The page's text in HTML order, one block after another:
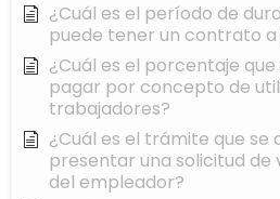
¿Cuál es el período de
puede tener un contrato
¿Cuál es el porcentaje
pagar por concepto de
trabajadores?
¿Cuál es el trámite que se
presentar una solicitud
del empleador?